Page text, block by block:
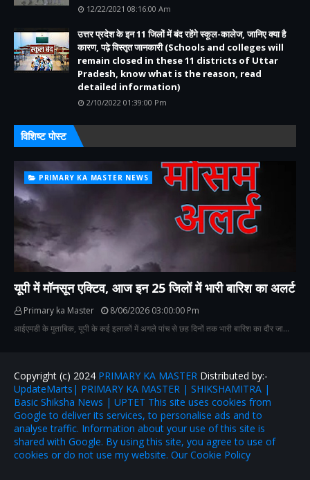
12/22/2021 08:16:00 Am
उत्तर प्रदेश के इन 11 जिलों में बंद रहेंगे स्कूल-कालेज, जानिए क्या है
कारण, पढ़े विस्तृत जानकारी (Schools and colleges will
remain closed in these 11 districts of Uttar
Pradesh, know what is the reason, read
detailed information)
2/10/2022 01:39:00 Pm
विशिष्ट पोस्ट
PRIMARY KA MASTER NEWS
यूपी में मॉनसून एक्टिव, आज इन 25 जिलों में भारी बारिश का अलर्ट
Primary ka Master
8/06/2026 03:00:00 Pm
आईएमडी के मुताबिक, यूपी के कई इलाकों में अगले पांच से छह दिनों तक भारी बारिश का दौर जा…
Copyright (c) 2024 PRIMARY KA MASTER Distributed by:-
UpdateMarts| PRIMARY KA MASTER | SHIKSHAMITRA |
Basic Shiksha News | UPTET This site uses cookies from
Google to deliver its services, to personalise ads and to
analyse traffic. Information about your use of this site is
shared with Google. By using this site, you agree to use of
cookies or do not use my website. Our Cookie Policy